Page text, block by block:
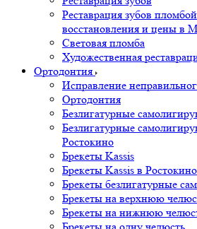
Реставрация зубов
восстановления и цены в
Световая пломба
Художественная
Ортодонтия
Исправление
Ортодонтия
Безлигатурные
Безлигатурные
Ростокино
Брекеты Kassis
Брекеты Kassis в Ростокино
Брекеты безлигатурные
Брекеты на верхнюю
Брекеты на нижнюю